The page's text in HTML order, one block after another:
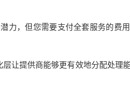
力，但您需要支付全套服务的费
让提供商能够更有效地分配处理